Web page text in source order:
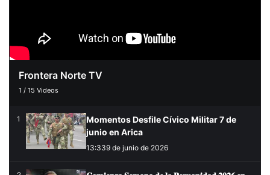
Frontera Norte TV
1 / 15 Videos
1
Momentos Desfile Cívico Militar 7 de
junio en Arica
13:339 de junio de 2026